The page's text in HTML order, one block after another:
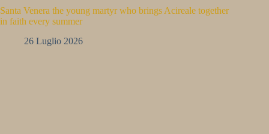
Santa Venera the young martyr who brings Acireale together
in faith every summer
26 Luglio 2026